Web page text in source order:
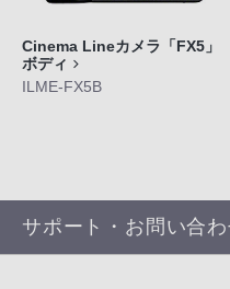
Cinema Lineカメラ「FX5」
ボディ
ILME-FX5B
サポート・お問い合わ